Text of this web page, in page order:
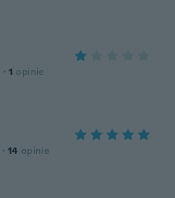
· 1 opinie
· 14 opinie